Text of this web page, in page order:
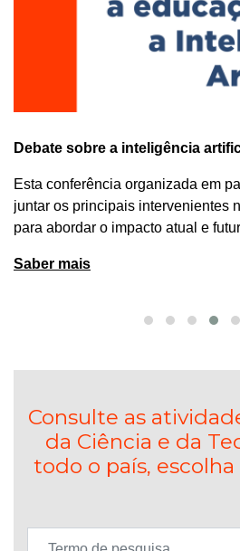
Debate sobre a inteligência
Esta conferência organizada em
juntar os principais intervenientes
para abordar o impacto atual e
Saber mais
Consulte as
da Ciência e da
todo o país, escolha